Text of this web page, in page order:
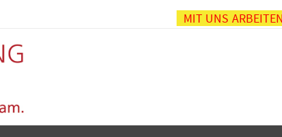
MIT UNS ARBEITEN